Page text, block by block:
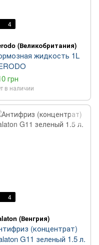
4
(Великобритания)
жидкость 1L
грн
в наличии
4
(Венгрия)
(концентрат)
G11 зеленый 1.5 л.